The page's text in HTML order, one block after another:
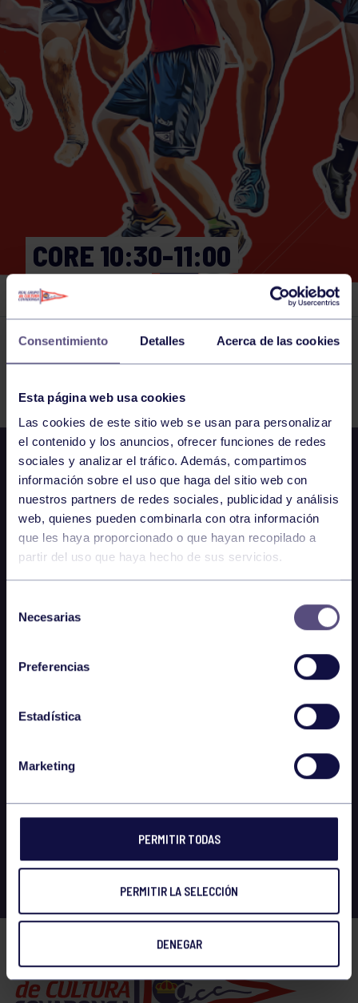
Consentimiento Detalles Acerca de las cookies
Esta página web usa cookies
Las cookies de este sitio web se usan para personalizar
el contenido y los anuncios, ofrecer funciones de redes
sociales y analizar el tráfico. Además, compartimos
información sobre el uso que haga del sitio web con
nuestros partners de redes sociales, publicidad y análisis
web, quienes pueden combinarla con otra información
que les haya proporcionado o que hayan recopilado a
partir del uso que haya hecho de sus servicios.
Necesarias
Preferencias
Estadística
Marketing
PERMITIR TODAS
PERMITIR LA SELECCIÓN
DENEGAR
CORE 10:30-11:00
GIMNASIO